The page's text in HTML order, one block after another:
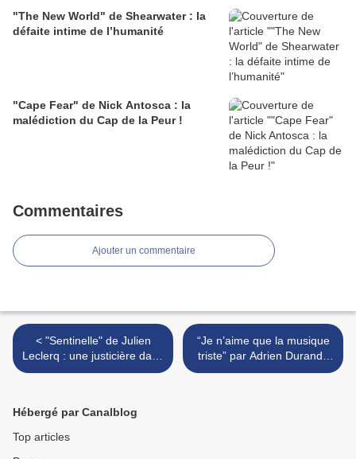
"The New World" de Shearwater : la
défaite intime de l’humanité
"Cape Fear" de Nick Antosca : la
malédiction du Cap de la Peur !
Commentaires
Ajouter un commentaire
< "Sentinelle" de Julien
Leclerq : une justicière dans
la ville...
“Je n’aime que la musique
triste” par Adrien Durand :
les choses les plus
Hébergé par Canalblog
Top articles